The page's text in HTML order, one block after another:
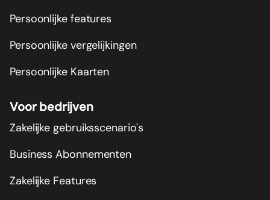
Persoonlijke features
Persoonlijke vergelijkingen
Persoonlijke Kaarten
Voor bedrijven
Zakelijke gebruiksscenario's
Business Abonnementen
Zakelijke Features